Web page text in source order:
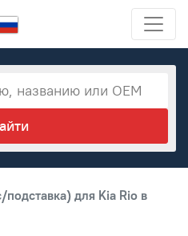
для Kia Rio в